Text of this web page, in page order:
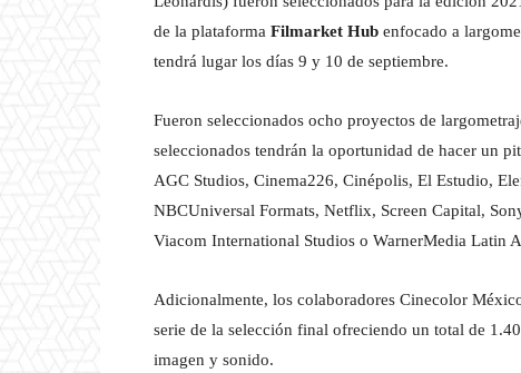
de la plataforma Filmarket Hub enfocado a
tendrá lugar los días 9 y 10 de septiembre.
Fueron seleccionados ocho proyectos de
seleccionados tendrán la oportunidad de hacer un
AGC Studios, Cinema226, Cinépolis, El Estudio,
NBCUniversal Formats, Netflix, Screen Capital,
Viacom International Studios o WarnerMedia Latin
Adicionalmente, los colaboradores Cinecolor
serie de la selección final ofreciendo un total de
imagen y sonido.